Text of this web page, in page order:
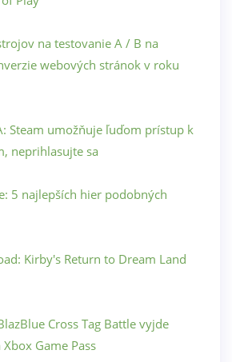
na testovanie A / B na
webových stránok v roku
Steam umožňuje ľuďom prístup k
neprihlasujte sa
5 najlepších hier podobných
Kirby's Return to Dream Land
Cross Tag Battle vyjde
Game Pass